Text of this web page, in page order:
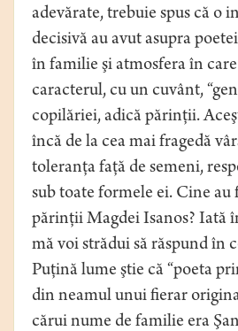
adevărate, trebuie spus că o
decisivă au avut asupra
în familie şi atmosfera în
caracterul, cu un cuvânt,
copilăriei, adică părinţii.
încă de la cea mai fragedă
toleranţa faţă de semeni,
sub toate formele ei. Cine au
părinţii Magdei Isanos? Iată
mă voi strădui să răspund în
Puţină lume ştie că “poeta
din neamul unui fierar
cărui nume de familie era